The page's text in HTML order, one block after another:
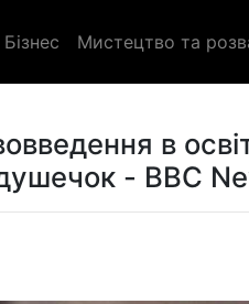
Бізнес Мистецтво та
в
- BBC